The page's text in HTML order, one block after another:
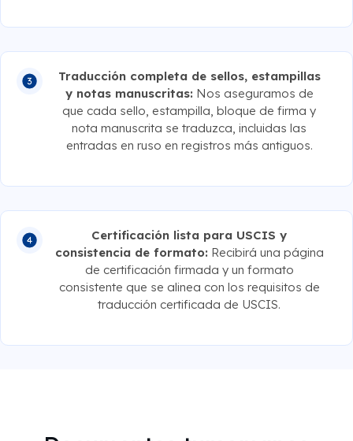
Traducción completa de sellos, estampillas
y notas manuscritas: Nos aseguramos de
que cada sello, estampilla, bloque de firma y
nota manuscrita se traduzca, incluidas las
entradas en ruso en registros más antiguos.
Certificación lista para USCIS y
consistencia de formato: Recibirá una página
de certificación firmada y un formato
consistente que se alinea con los requisitos de
traducción certificada de USCIS.